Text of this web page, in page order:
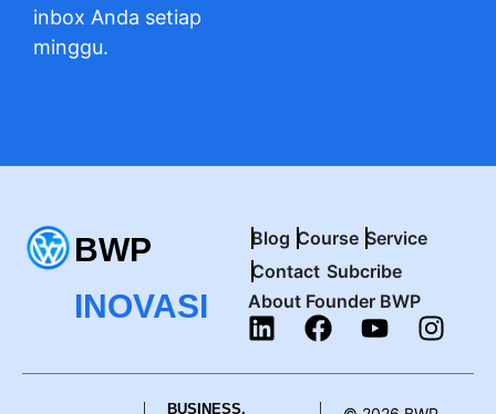
inbox Anda setiap
minggu.
BWP
INOVASI
Blog Course Service
Contact Subcribe
About Founder BWP
BUSINESS,